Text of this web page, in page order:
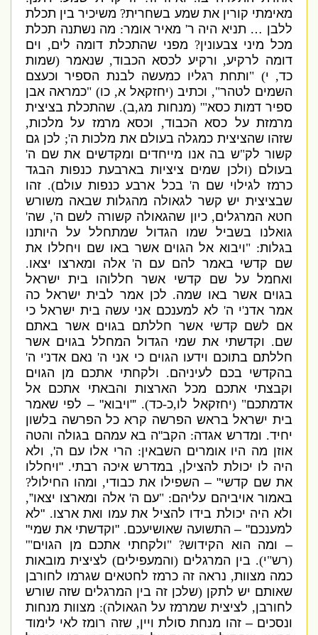
מאימתי קורין את שמע בשחרית?משיכיר בין תכלת
ללבן … תניא היה ר 'מאיר אומר:מה נשתנה תכלת
מכל מיני צבעונין?מפני שהתכלת דומה לים,וים
דומה לרקיע,ורקיע לכסא הכבוד,שנאמר( שמות
כד,י ) " ותחת רגליו כמעשה לבנת הספיר וכעצם
השמים לטהר",וכתיב(יחזקאל א ,כו ) "כמראה אבן
ספיר דמות כסא"' (מנחות מג,ב).שהתכלת בציצית
מרמזת על כסא הכבוד,וכסא מרמז על מלכות,
שזהו שהציצית כמגלה בעולם את מלכות ה ';לכן גם
קשור לק"ש בה אנו מייחדים ומקדשים את שם ה
בעולם( ולכן שמים ציציות בארבעת כנפות הבגד
כרמז לגילוי שם ה 'בכל ארבע כנפות עולם).זהו
שבציצית יש קשר לגאולה מהגלות שבאה משורש
חטא המרגלים,כיון שהגאולה קשורה לשם ה ',שה'
גואלנו בשביל שמו הגדול שמתחלל על היותנו
בגלות: " ויבוא אל הגוים אשר באו שם ויחללו את
שם קדשי באמר להם עם ה 'אלה ומארצו יצאו.
ואחמל על שם קדשי אשר חללוהו בית ישראל
בגוים אשר באו שמה.לכן אמר לבית ישראל כה
אמר אדנ'י ה 'לא למענכם אני עשה בית ישראל כי
אם לשם קדשי אשר חללתם בגוים אשר באתם
שם.וקדשתי את שמי הגדול המחלל בגוים אשר
חללתם בתוכם וידעו הגוים כי אני ה 'נאםא דנ'י ה
בהקדשי בכם לעיניהם.ולקחתי אתכם מן הגוים
וקבצתי אתכם מכל הארצות והבאתי אתכם אל
אדמתכם" (יחזקאל לו ,כ-כד). '
" ויבוא" –לפי שאמר
בית ישראל בראש הפרשה קרא כל הפרשה בלשון
יחיד.ומדרש אגדה:הקב"ה בא עמהם בגולה והטה
אוזן מה היו אומרים השבאין:הרי אלו עם ה ',ולא
היה לו יכולת להצילן,במדרש איכה רבתי.
"ויחללו
את שם קדשי" –השפילו את כבודי,ומהו החילול?
באמור אויביהם עליהם: "עם ה 'אלה ומארצו יצאו”,
ולא היה יכולת בידו להציל את עמו ואת ארצו.
"לא
למענכם" –התשועה שאושיעכם.
"וקדשתי את שמי"
–ומה הוא הקידוש? " ולקחתי אתכם מן הגוים"'
רש"י).בין המרגלים(והמעפילים)לציצית מובאות
כמה מצוות,נראה זה כרמז לחטאים שגרמו לחורבן
שאותם יש לתקן(שלכן זה בין המרגלים שזה שורש
לחורבן,לציצית שמרמז על הגאולה):מצוות מנחות
ונסכים – זהו מנחת סולת ויין,שזה רומז לאי לימוד